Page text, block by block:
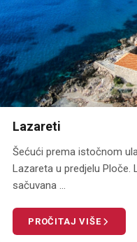
Lazareti
Šećući prema istočnom
Lazareta u predjelu Ploče.
sačuvana ...
PROČITAJ VIŠE